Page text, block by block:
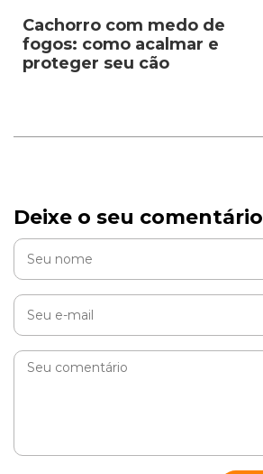
Cachorro com medo de
fogos: como acalmar e
proteger seu cão
Deixe o seu comentário